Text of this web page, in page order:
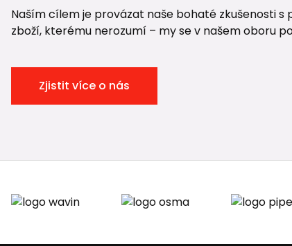
Naším cílem je provázat naše bohaté zkušenosti
zboží, kterému nerozumí – my se v našem oboru
Zjistit více o nás